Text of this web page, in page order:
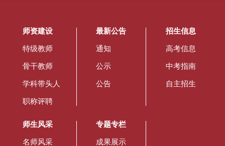
师资建设
特级教师
骨干教师
学科带头人
职称评聘
最新公告
通知
公示
公告
招生信息
高考信息
中考指南
自主招生
师生风采
名师风采
专题专栏
成果展示